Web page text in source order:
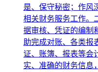
是、保守秘密；作风
相关财务服务工作。
据审核、凭证的编制
助完成对账、各类报
证、账簿、报表等会
实、准确的财务信息